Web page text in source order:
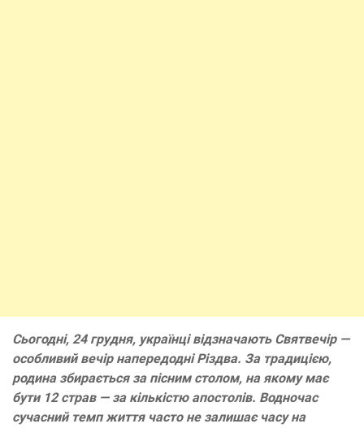
Сьогодні, 24 грудня, українці відзначають Святвечір —
особливий вечір напередодні Різдва. За традицією,
родина збирається за пісним столом, на якому має
бути 12 страв — за кількістю апостолів. Водночас
сучасний темп життя часто не залишає часу на